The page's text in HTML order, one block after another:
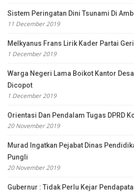
Sistem Peringatan Dini Tsunami Di
11 December 2019
Melkyanus Frans Lirik Kader Partai
1 December 2019
Warga Negeri Lama Boikot Kantor
Dicopot
1 December 2019
Orientasi Dan Pendalam Tugas DPRD
20 November 2019
Murad Ingatkan Pejabat Dinas
Pungli
20 November 2019
Gubernur : Tidak Perlu Kejar